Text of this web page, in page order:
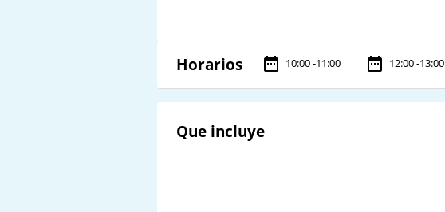
Horarios 10:00 -11:00 12:00 -13:00
Que incluye